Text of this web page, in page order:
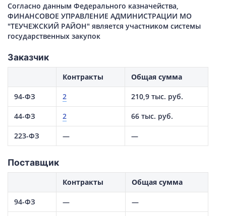
Согласно данным Федерального казначейства,
ФИНАНСОВОЕ УПРАВЛЕНИЕ АДМИНИСТРАЦИИ МО
"ТЕУЧЕЖСКИЙ РАЙОН" является участником системы
государственных закупок
Заказчик
Контракты Общая сумма
94-ФЗ 2 210,9 тыс. руб.
44-ФЗ 2 66 тыс. руб.
223-ФЗ — —
Поставщик
Контракты Общая сумма
94-ФЗ — —